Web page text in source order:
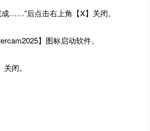
……”后点击右上角【X】关闭。
】图标启动软件。
闭。